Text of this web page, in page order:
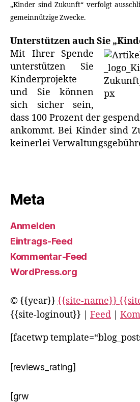
„Kinder sind Zukunft“ verfolgt
gemeinnützige Zwecke.
Unterstützen auch Sie
Mit Ihrer Spende
unterstützen Sie
Kinderprojekte
und Sie können
sich sicher sein,
dass 100 Prozent der
ankommt. Bei Kinder sind
keinerlei
Meta
Anmelden
Eintrags-Feed
Kommentar-Feed
WordPress.org
© {{year}} {{site-name}}
{{site-loginout}} | Feed
[facetwp
[reviews_rating]
[grw